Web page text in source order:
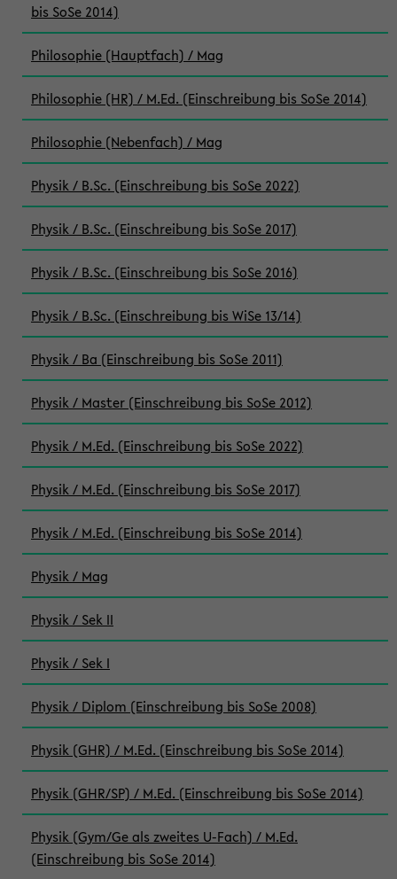
bis SoSe 2014)
Philosophie (Hauptfach) / Mag
Philosophie (HR) / M.Ed. (Einschreibung bis SoSe 2014)
Philosophie (Nebenfach) / Mag
Physik / B.Sc. (Einschreibung bis SoSe 2022)
Physik / B.Sc. (Einschreibung bis SoSe 2017)
Physik / B.Sc. (Einschreibung bis SoSe 2016)
Physik / B.Sc. (Einschreibung bis WiSe 13/14)
Physik / Ba (Einschreibung bis SoSe 2011)
Physik / Master (Einschreibung bis SoSe 2012)
Physik / M.Ed. (Einschreibung bis SoSe 2022)
Physik / M.Ed. (Einschreibung bis SoSe 2017)
Physik / M.Ed. (Einschreibung bis SoSe 2014)
Physik / Mag
Physik / Sek II
Physik / Sek I
Physik / Diplom (Einschreibung bis SoSe 2008)
Physik (GHR) / M.Ed. (Einschreibung bis SoSe 2014)
Physik (GHR/SP) / M.Ed. (Einschreibung bis SoSe 2014)
Physik (Gym/Ge als zweites U-Fach) / M.Ed.
(Einschreibung bis SoSe 2014)